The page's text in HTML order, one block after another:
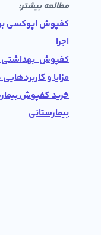
مطالعه بیشتر:
کفپوش اپوکسی
اجرا
کفپوش
مزایا و
خرید کفپوش
بیمارستانی